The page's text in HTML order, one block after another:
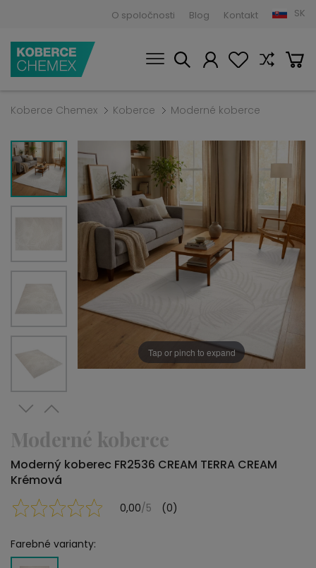
O spoločnosti Blog Kontakt SK
Koberce Chemex Koberce Moderné koberce
Tap or pinch to expand
Moderné koberce
Moderný koberec FR2536 CREAM TERRA CREAM
Krémová
0,00/5 (0)
Farebné varianty: